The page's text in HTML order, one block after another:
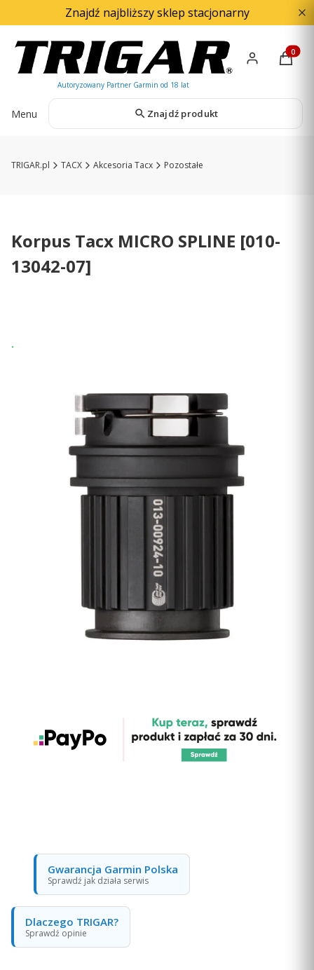
Znajdź najbliższy sklep stacjonarny
Menu Znajdź produkt
TRIGAR.pl TACX Akcesoria Tacx Pozostałe
Korpus Tacx MICRO SPLINE [010-
13042-07]
Gwarancja Garmin Polska
Sprawdź jak działa serwis
Dlaczego TRIGAR?
Sprawdź opinie